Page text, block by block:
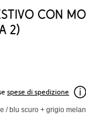
con
2)
spese di spedizione
/ blu scuro + grigio